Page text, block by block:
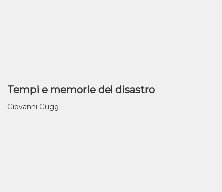
Tempi e memorie del disastro
Giovanni Gugg